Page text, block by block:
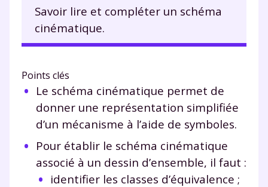
Savoir lire et compléter un schéma
cinématique.
Points clés
Le schéma cinématique permet de
donner une représentation simplifiée
d’un mécanisme à l’aide de symboles.
Pour établir le schéma cinématique
associé à un dessin d’ensemble, il faut :
identifier les classes d’équivalence ;